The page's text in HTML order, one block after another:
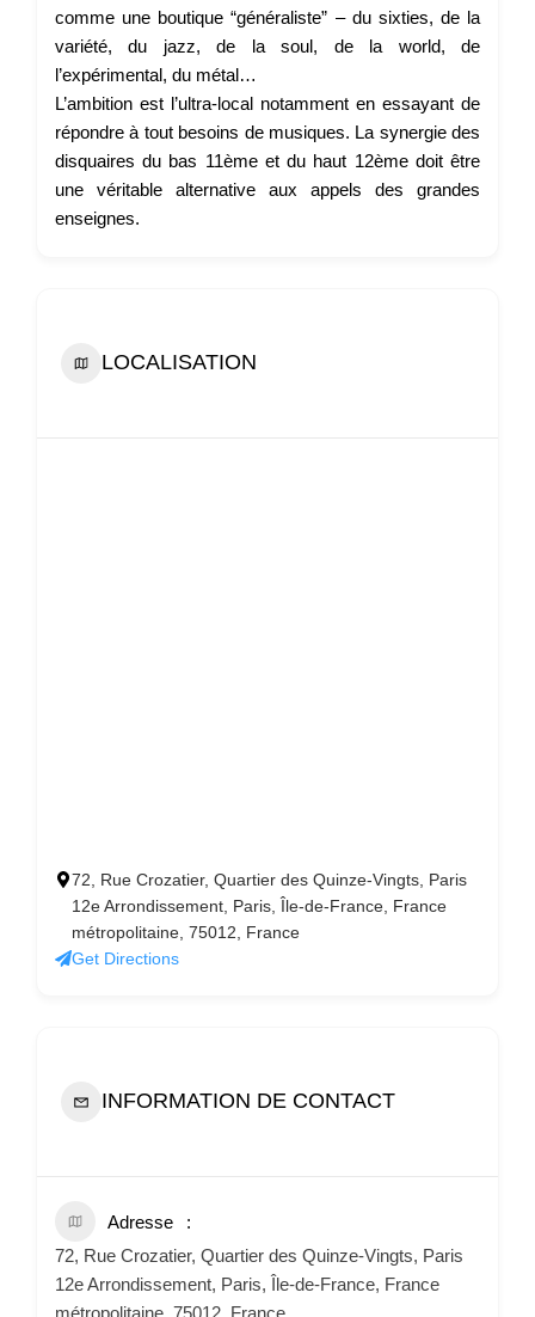
comme une boutique “généraliste” – du sixties, de la
variété, du jazz, de la soul, de la world, de
l’expérimental, du métal…
L’ambition est l’ultra-local notamment en essayant de
répondre à tout besoins de musiques. La synergie des
disquaires du bas 11ème et du haut 12ème doit être
une véritable alternative aux appels des grandes
enseignes.
LOCALISATION
72, Rue Crozatier, Quartier des Quinze-Vingts, Paris
12e Arrondissement, Paris, Île-de-France, France
métropolitaine, 75012, France
Get Directions
INFORMATION DE CONTACT
Adresse
72, Rue Crozatier, Quartier des Quinze-Vingts, Paris
12e Arrondissement, Paris, Île-de-France, France
métropolitaine, 75012, France